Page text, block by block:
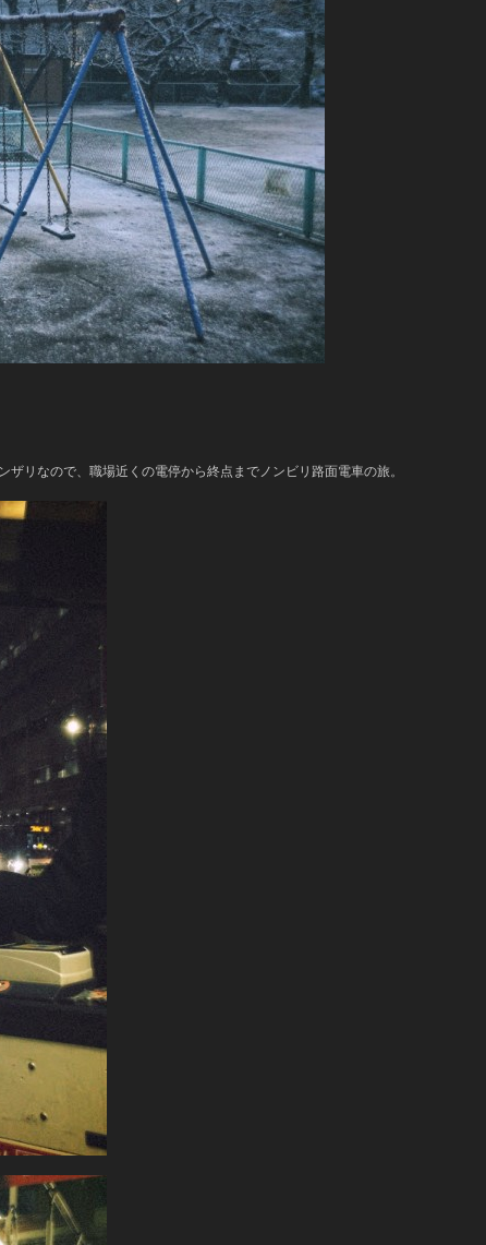
リなので、職場近くの電停から終点までノンビリ路面電車の旅。